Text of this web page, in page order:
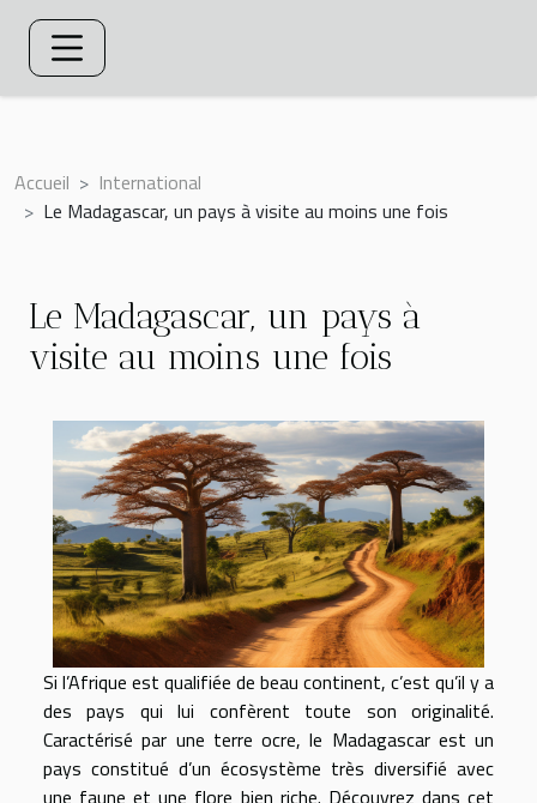
Accueil
International
Le Madagascar, un pays à visite au moins une fois
Le Madagascar, un pays à
visite au moins une fois
Si l’Afrique est qualifiée de beau continent, c’est qu’il y a
des pays qui lui confèrent toute son originalité.
Caractérisé par une terre ocre, le Madagascar est un
pays constitué d’un écosystème très diversifié avec
une faune et une flore bien riche. Découvrez dans cet